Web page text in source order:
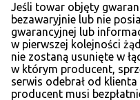
Jeśli towar objęty
bezawaryjnie lub nie
gwarancyjnej lub
w pierwszej kolejności
nie zostaną usunięte w
w którym producent,
serwis odebrał od
producent musi